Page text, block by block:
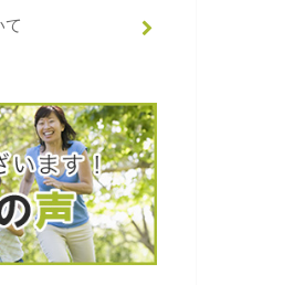
て